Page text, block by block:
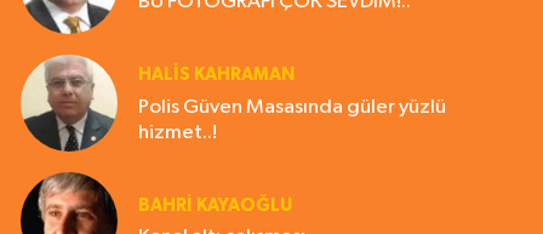
HALIS KAHRAMAN
Polis Güven Masasında güler yüzlü
hizmet..!
BAHRI KAYAOĞLU